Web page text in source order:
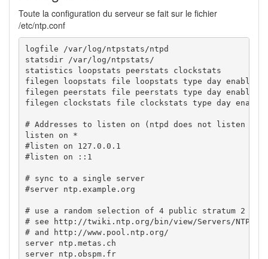
Toute la configuration du serveur se fait sur le fichier
/etc/ntp.conf
logfile /var/log/ntpstats/ntpd
statsdir /var/log/ntpstats/
statistics loopstats peerstats clockstats
filegen loopstats file loopstats type day enable
filegen peerstats file peerstats type day enable
filegen clockstats file clockstats type day enable
# Addresses to listen on (ntpd does not listen by
listen on *
#listen on 127.0.0.1
#listen on ::1
# sync to a single server
#server ntp.example.org
# use a random selection of 4 public stratum 2
# see http://twiki.ntp.org/bin/view/Servers/
# and http://www.pool.ntp.org/
server ntp.metas.ch
server ntp.obspm.fr